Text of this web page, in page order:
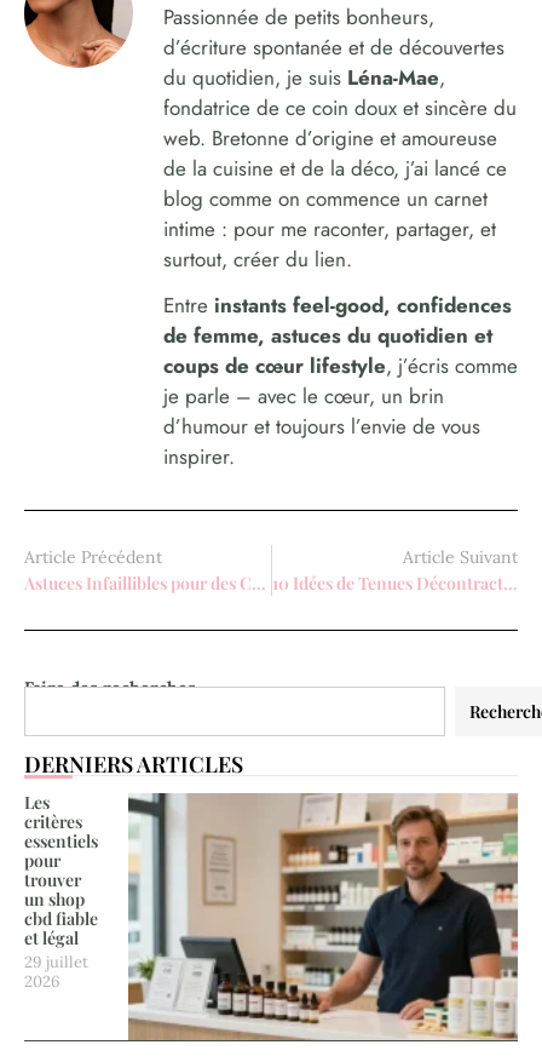
Faire des recherches
DERNIERS ARTICLES
Les
critères
essentiels
pour
trouver
un shop
cbd fiable
et légal
29 juillet
2026
Passionnée de petits bonheurs,
d’écriture spontanée et de découvertes
du quotidien, je suis Léna-Mae,
fondatrice de ce coin doux et sincère du
web. Bretonne d’origine et amoureuse
de la cuisine et de la déco, j’ai lancé ce
blog comme on commence un carnet
intime : pour me raconter, partager, et
surtout, créer du lien.
Entre instants feel-good, confidences
de femme, astuces du quotidien et
coups de cœur lifestyle, j’écris comme
je parle – avec le cœur, un brin
d’humour et toujours l’envie de vous
inspirer.
Article Précédent
Astuces Infaillibles pour des Cheveux Brillants
Article Suivant
10 Idées de Tenues Décontractées pour Femmes: Confort et Style au Quotidien